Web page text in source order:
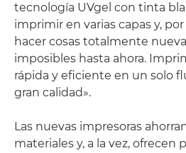
tecnología UVgel con tinta
imprimir en varias capas y,
hacer cosas totalmente
imposibles hasta ahora.
rápida y eficiente en un solo
gran calidad».
Las nuevas impresoras
materiales y, a la vez, ofrecen